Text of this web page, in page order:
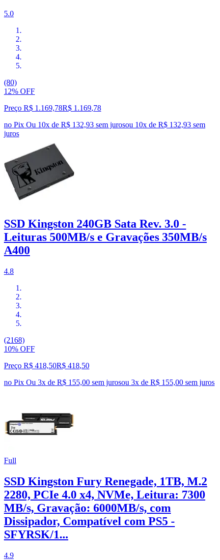
5.0
(80)
12% OFF
Preço R$ 1.169,78R$ 1.169,78
no Pix Ou 10x de R$ 132,93 sem jurosou 10x de R$ 132,93 sem
juros
SSD Kingston 240GB Sata Rev. 3.0 -
Leituras 500MB/s e Gravações 350MB/s
A400
4.8
(2168)
10% OFF
Preço R$ 418,50R$ 418,50
no Pix Ou 3x de R$ 155,00 sem jurosou 3x de R$ 155,00 sem juros
Full
SSD Kingston Fury Renegade, 1TB, M.2
2280, PCIe 4.0 x4, NVMe, Leitura: 7300
MB/s, Gravação: 6000MB/s, com
Dissipador, Compatível com PS5 -
SFYRSK/1...
4.9